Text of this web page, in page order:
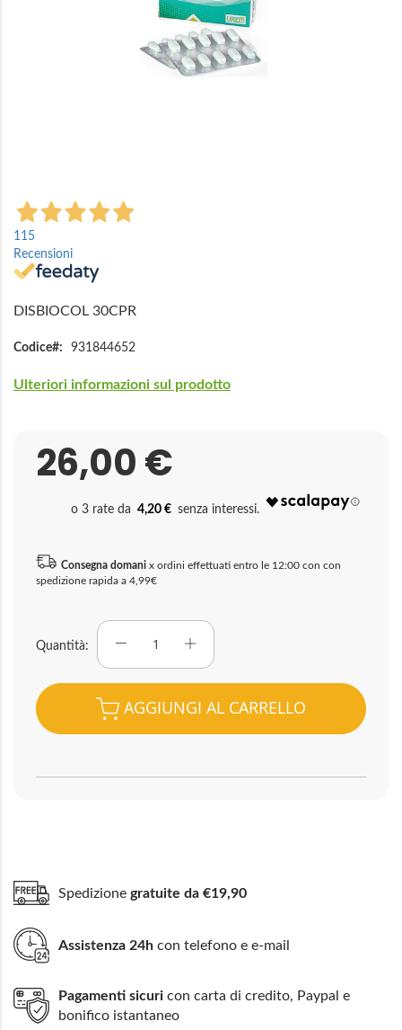
Vai
all'inizio
della
galleria
di
115
Recensioni
DISBIOCOL 30CPR
Codice 931844652
Ulteriori informazioni sul prodotto
26,00 €
4,20 €
Consegna domani x ordini effettuati entro le 12:00 con con
spedizione rapida a 4,99€
Quantità
AGGIUNGI AL CARRELLO
Spedizione gratuite da €19,90
Assistenza 24h con telefono e e-mail
Pagamenti sicuri con carta di credito, Paypal e
bonifico istantaneo